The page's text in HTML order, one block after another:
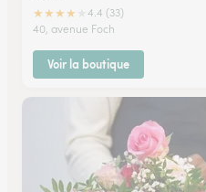
★★★★
4.4 (33)
40, avenue Foch
Voir la boutique